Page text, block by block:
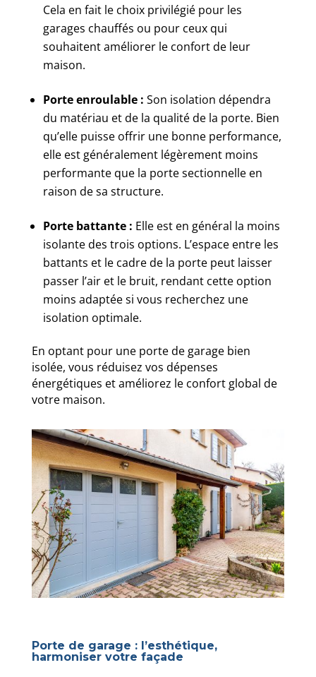
Cela en fait le choix privilégié pour les
garages chauffés ou pour ceux qui
souhaitent améliorer le confort de leur
maison.
Porte enroulable : Son isolation dépendra
du matériau et de la qualité de la porte. Bien
qu’elle puisse offrir une bonne performance,
elle est généralement légèrement moins
performante que la porte sectionnelle en
raison de sa structure.
Porte battante : Elle est en général la moins
isolante des trois options. L’espace entre les
battants et le cadre de la porte peut laisser
passer l’air et le bruit, rendant cette option
moins adaptée si vous recherchez une
isolation optimale.
En optant pour une porte de garage bien
isolée, vous réduisez vos dépenses
énergétiques et améliorez le confort global de
votre maison.
Porte de garage : l’esthétique,
harmoniser votre façade